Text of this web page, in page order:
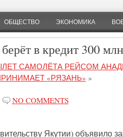
ОБЩЕСТВО ЭКОНОМИКА
в кредит 300
САМОЛЁТА РЕЙСОМ
«РЯЗАНЬ» »
NO COMMENTS
Якутии) объявило